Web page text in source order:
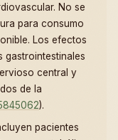
No se
para consumo
Los efectos
gastrointestinales
central y
de la
).
pacientes